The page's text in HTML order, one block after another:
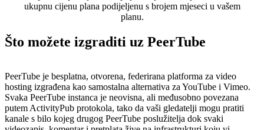
ukupnu cijenu plana podijeljenu s brojem mjeseci u vašem
planu.
Što možete izgraditi uz PeerTube
PeerTube je besplatna, otvorena, federirana platforma za video
hosting izgrađena kao samostalna alternativa za YouTube i Vimeo.
Svaka PeerTube instanca je neovisna, ali međusobno povezana
putem ActivityPub protokola, tako da vaši gledatelji mogu pratiti
kanale s bilo kojeg drugog PeerTube poslužitelja dok svaki